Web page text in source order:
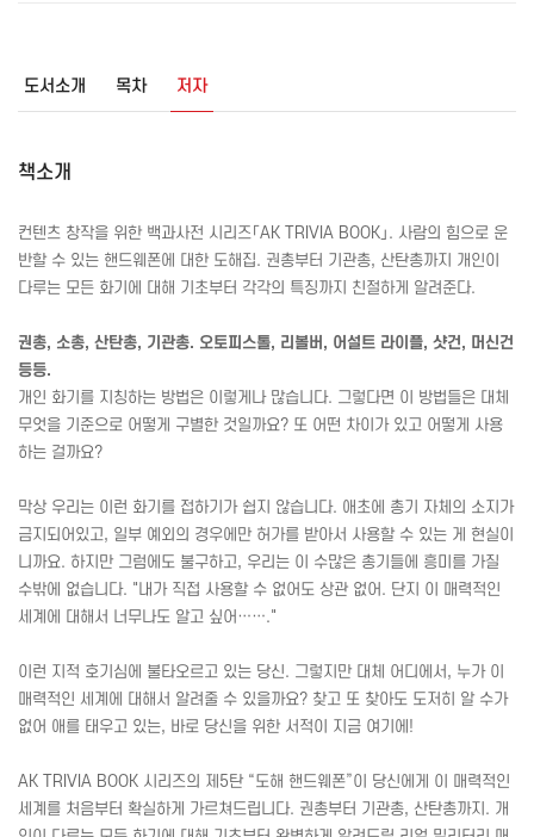
도서소개 목차 저자
책소개
컨텐츠 창작을 위한 백과사전 시리즈「 AK TRIVIA BOOK 」. 사람의 힘으로 운
반할 수 있는 핸드웨폰에 대한 도해집. 권총부터 기관총, 산탄총까지 개인이
다루는 모든 화기에 대해 기초부터 각각의 특징까지 친절하게 알려준다.
권총, 소총, 산탄총, 기관총. 오토피스톨, 리볼버, 어설트 라이플, 샷건, 머신건
등등.
개인 화기를 지칭하는 방법은 이렇게나 많습니다. 그렇다면 이 방법들은 대체
무엇을 기준으로 어떻게 구별한 것일까요? 또 어떤 차이가 있고 어떻게 사용
하는 걸까요?
막상 우리는 이런 화기를 접하기가 쉽지 않습니다. 애초에 총기 자체의 소지가
금지되어있고, 일부 예외의 경우에만 허가를 받아서 사용할 수 있는 게 현실이
니까요. 하지만 그럼에도 불구하고, 우리는 이 수많은 총기들에 흥미를 가질
수밖에 없습니다. "내가 직접 사용할 수 없어도 상관 없어. 단지 이 매력적인
세계에 대해서 너무나도 알고 싶어……."
이런 지적 호기심에 불타오르고 있는 당신. 그렇지만 대체 어디에서, 누가 이
매력적인 세계에 대해서 알려줄 수 있을까요? 찾고 또 찾아도 도저히 알 수가
없어 애를 태우고 있는, 바로 당신을 위한 서적이 지금 여기에!
AK TRIVIA BOOK 시리즈의 제5탄 “도해 핸드웨폰”이 당신에게 이 매력적인
세계를 처음부터 확실하게 가르쳐드립니다. 권총부터 기관총, 산탄총까지. 개